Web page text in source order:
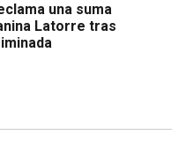
una suma
Latorre tras